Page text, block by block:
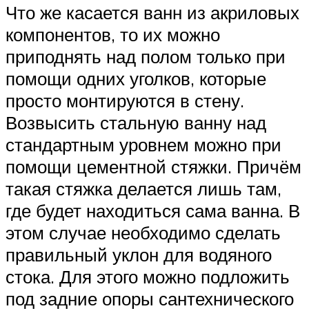
Что же касается ванн из акриловых
компонентов, то их можно
приподнять над полом только при
помощи одних уголков, которые
просто монтируются в стену.
Возвысить стальную ванну над
стандартным уровнем можно при
помощи цементной стяжки. Причём
такая стяжка делается лишь там,
где будет находиться сама ванна. В
этом случае необходимо сделать
правильный уклон для водяного
стока. Для этого можно подложить
под задние опоры сантехнического